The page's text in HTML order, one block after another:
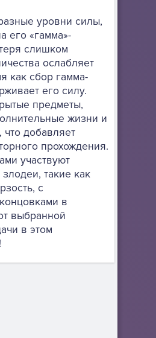
уровни силы,
его «гамма»-
слишком
ослабляет
как сбор гамма-
его силу.
предметы,
жизни и
добавляет
прохождения.
участвуют
такие как
с
в
выбранной
в этом